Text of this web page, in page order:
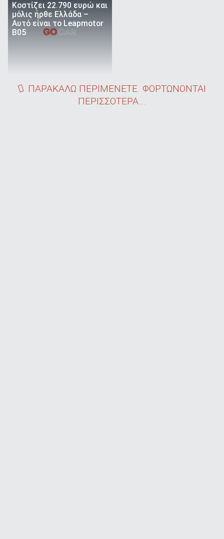
Κοστίζει 22.790 ευρώ και
μόλις ήρθε Ελλάδα –
Αυτό είναι το Leapmotor
B05
ΠΑΡΑΚΑΛΩ ΠΕΡΙΜΕΝΕΤΕ. ΦΟΡΤΩΝΟΝΤΑΙ
ΠΕΡΙΣΣΟΤΕΡΑ...